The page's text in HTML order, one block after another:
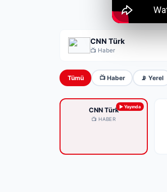
CNN Türk
📺 Haber
Tümü 📺 Haber 📡 Yerel
CNN Türk
📺 HABER